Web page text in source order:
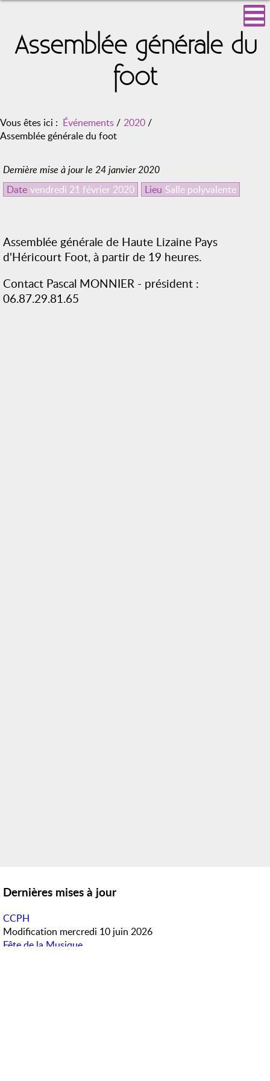
Assemblée générale du
foot
Vous êtes ici : Événements / 2020 /
Assemblée générale du foot
Dernière mise à jour le 24 janvier 2020
Date vendredi 21 février 2020 Lieu Salle polyvalente
Assemblée générale de Haute Lizaine Pays
d'Héricourt Foot, à partir de 19 heures.
Contact Pascal MONNIER - président :
06.87.29.81.65
Dernières mises à jour
CCPH
Modification mercredi 10 juin 2026
Fête de la Musique